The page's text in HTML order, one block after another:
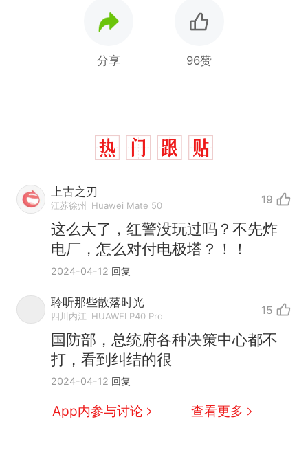
分享 96赞
上古之刃
江苏徐州 Huawei Mate 50 19
这么大了，红警没玩过吗？不先炸
电厂，怎么对付电极塔？！！
2024-04-12 回复
聆听那些散落时光
四川内江 HUAWEI P40 Pro 15
国防部，总统府各种决策中心都不
打，看到纠结的很
2024-04-12 回复
App内参与讨论 查看更多